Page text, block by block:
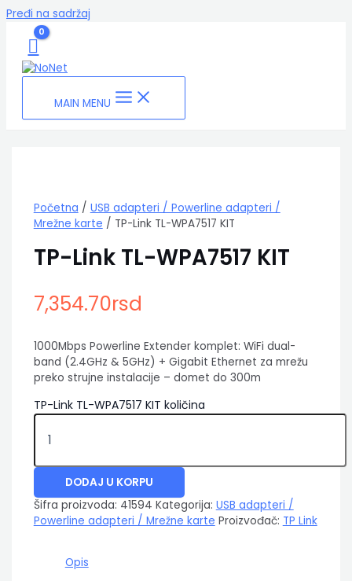
Pređi na sadržaj
MAIN MENU
Početna / USB adapteri / Powerline adapteri /
Mrežne karte / TP-Link TL-WPA7517 KIT
TP-Link TL-WPA7517 KIT
7,354.70rsd
1000Mbps Powerline Extender komplet: WiFi dual-
band (2.4GHz & 5GHz) + Gigabit Ethernet za mrežu
preko strujne instalacije – domet do 300m
TP-Link TL-WPA7517 KIT količina
DODAJ U KORPU
Šifra proizvoda: 41594 Kategorija: USB adapteri /
Powerline adapteri / Mrežne karte Proizvođač: TP Link
Opis